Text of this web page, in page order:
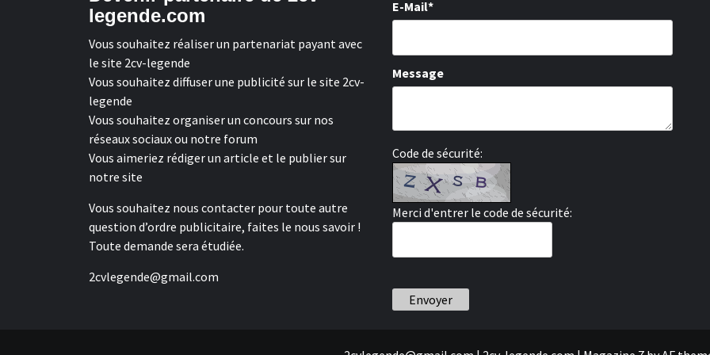
legende.com
Vous souhaitez réaliser un partenariat payant avec
le site 2cv-legende
Vous souhaitez diffuser une publicité sur le site 2cv-
legende
Vous souhaitez organiser un concours sur nos
réseaux sociaux ou notre forum
Vous aimeriez rédiger un article et le publier sur
notre site
Vous souhaitez nous contacter pour toute autre
question d’ordre publicitaire, faites le nous savoir !
Toute demande sera étudiée.
2cvlegende@gmail.com
E-Mail*
Message
Code de sécurité:
Merci d'entrer le code de sécurité:
Envoyer